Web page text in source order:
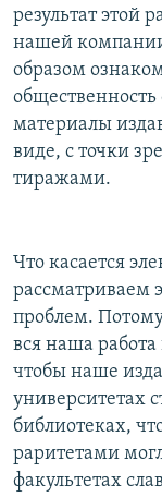
результат этой
нашей
образом
общественность
материалы
виде, с точки
тиражами.
Что касается
рассматриваем
проблем.
вся наша
чтобы наше
университетах
библиотеках,
раритетами
факультетах